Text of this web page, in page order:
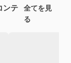
ンテ 全てを見
る